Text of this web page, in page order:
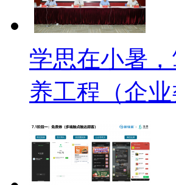
学思在小暑
养工程（企